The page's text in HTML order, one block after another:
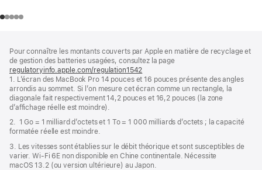
de
page
de
bas
de
page
Pour connaître les montants couverts par Apple en matière de recyclage et
de gestion des batteries usagées, consultez la page
regulatoryinfo.apple.com/regulation1542
dans
une
nouvelle
1. L’écran des MacBook Pro 14 pouces et 16 pouces présente des angles
arrondis au sommet. Si l’on mesure cet écran comme un rectangle, la
diagonale fait respectivement 14,2 pouces et 16,2 pouces (la zone
d’affichage réelle est moindre).
2. 1 Go = 1 milliard d’octets et 1 To = 1 000 milliards d’octets ; la capacité
formatée réelle est moindre.
3. Les vitesses sont établies sur le débit théorique et sont susceptibles de
varier. Wi‑Fi 6E non disponible en Chine continentale. Nécessite
macOS 13.2 (ou version ultérieure) au Japon.